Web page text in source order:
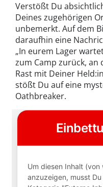
Verstößt Du
Deines zugehörigen
unbemerkt. Auf dem
daraufhin eine
„In eurem Lager
zum Camp zurück,
Rast mit Deiner
stößt Du auf eine
Oathbreaker.